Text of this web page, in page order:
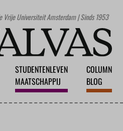
Vrije Universiteit Amsterdam | Sinds 1953
STUDENTENLEVEN
MAATSCHAPPIJ
COLUMN
BLOG